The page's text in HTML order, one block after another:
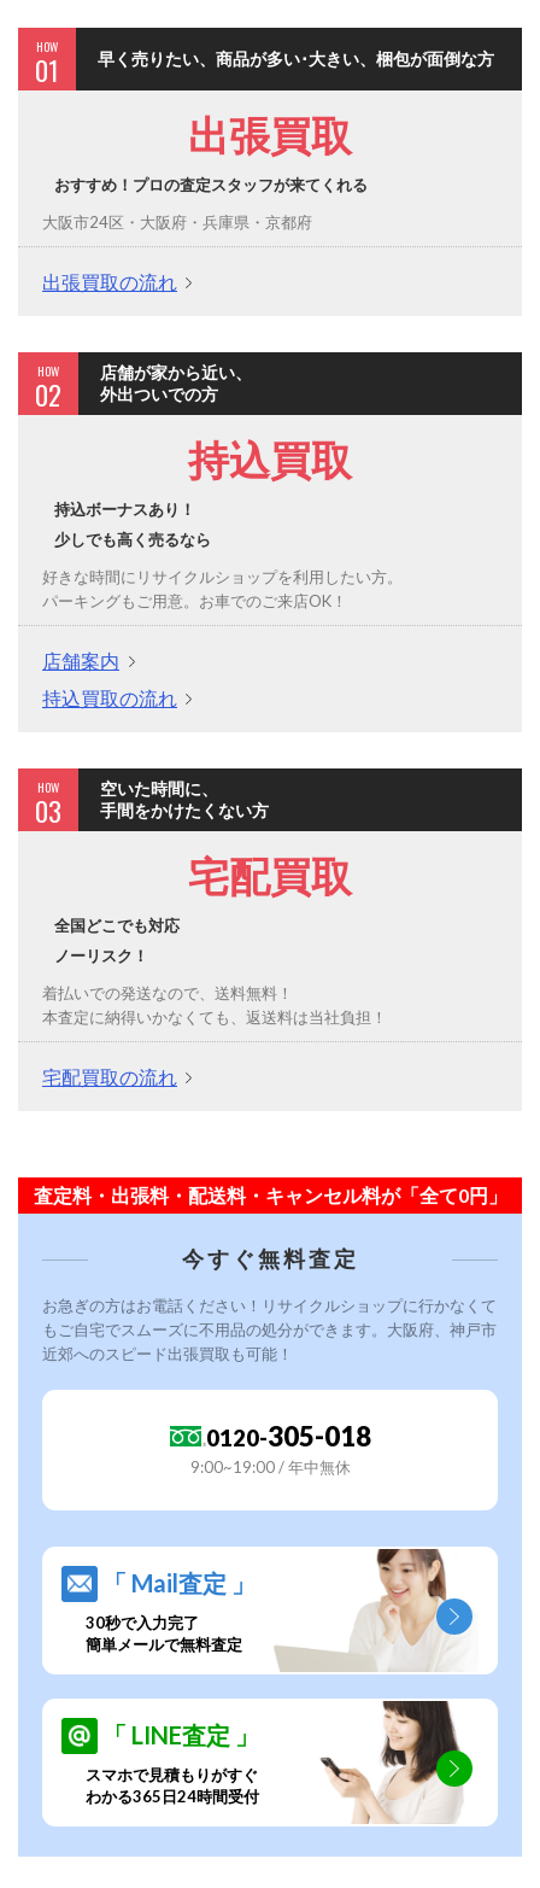
HOW
01 早く売りたい、商品が多い･大きい、梱包が面倒な方
出張買取
おすすめ！プロの査定スタッフが来てくれる
大阪市24区・大阪府・兵庫県・京都府
出張買取の流れ
HOW
02
店舗が家から近い、
外出ついでの方
持込買取
持込ボーナスあり！
少しでも高く売るなら
好きな時間にリサイクルショップを利用したい方。
パーキングもご用意。お車でのご来店OK！
店舗案内
持込買取の流れ
HOW
03
空いた時間に、
手間をかけたくない方
宅配買取
全国どこでも対応
ノーリスク！
着払いでの発送なので、送料無料！
本査定に納得いかなくても、返送料は当社負担！
宅配買取の流れ
査定料・出張料・配送料・キャンセル料が「全て0円」
今すぐ無料査定
お急ぎの方はお電話ください！リサイクルショップに行かなくて
もご自宅でスムーズに不用品の処分ができます。大阪府、神戸市
近郊へのスピード出張買取も可能！
0120-305-018
9:00~19:00 / 年中無休
「 Mail査定 」
30秒で入力完了
簡単メールで無料査定
「 LINE査定 」
スマホで見積もりがすぐ
わかる365日24時間受付